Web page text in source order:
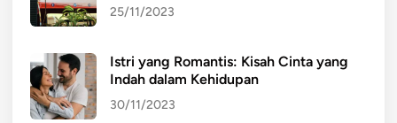
25/11/2023
Istri yang Romantis: Kisah Cinta yang
Indah dalam Kehidupan
30/11/2023